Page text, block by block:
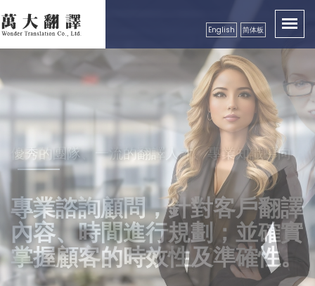
English 简体板
優秀的團隊、一流的翻譯人才、專業知識導向
專業諮詢顧問，針對客戶翻譯
內容、時間進行規劃；並確實
掌握顧客的時效性及準確性。
卓越品質服務顧客，創造出翻譯真實價值性
精益求精，配合市場需求，秉
持更好的服務理念，以真誠、
專業級高效率的服務品質回饋
更多的顧客
秉持成功的企業要領，永續經營
良好的服務及翻譯品質保證，
獲得各公、民營機構、工商團
體，學校等認可